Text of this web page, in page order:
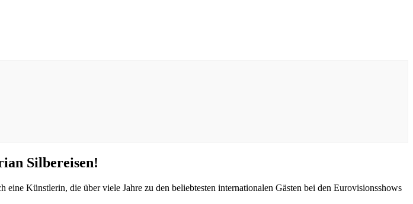
Silbereisen!
Künstlerin, die über viele Jahre zu den beliebtesten internationalen Gästen bei den Eurovisionsshows